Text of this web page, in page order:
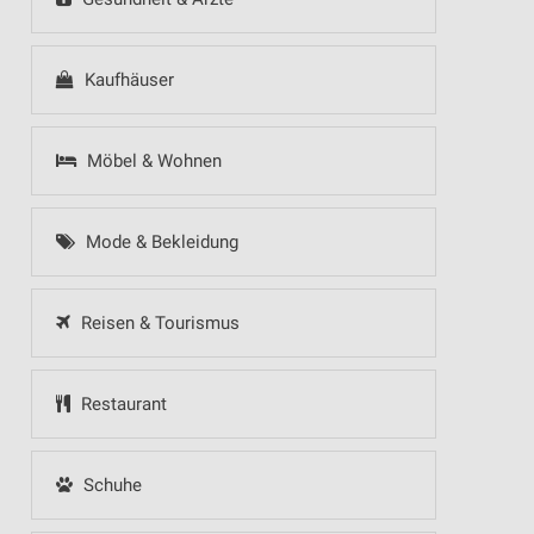
Kaufhäuser
Möbel & Wohnen
Mode & Bekleidung
Reisen & Tourismus
Restaurant
Schuhe